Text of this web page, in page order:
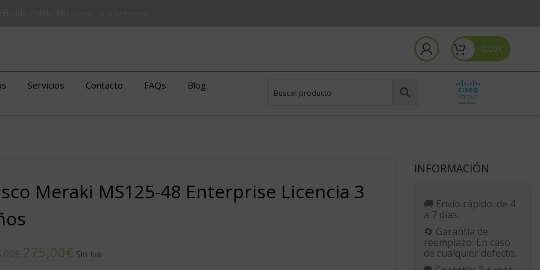
0,00€
Servicios Contacto FAQs
Blog
Meraki MS125-48 Enterprise Licencia 3
275,00€
INFORMACIÓN
🚚 Envío rápido: de 4
a 7 días.
🔄 Garantía de
reemplazo: En caso
de cualquier defecto.